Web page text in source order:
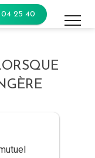
04 25 40